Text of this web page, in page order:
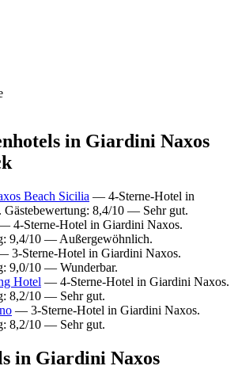
in Giardini Naxos
Beach Sicilia — 4-Sterne-Hotel in
Gästebewertung: 8,4/10 — Sehr gut.
4-Sterne-Hotel in Giardini Naxos.
9,4/10 — Außergewöhnlich.
3-Sterne-Hotel in Giardini Naxos.
9,0/10 — Wunderbar.
Hotel — 4-Sterne-Hotel in Giardini Naxos.
8,2/10 — Sehr gut.
— 3-Sterne-Hotel in Giardini Naxos.
8,2/10 — Sehr gut.
in Giardini Naxos